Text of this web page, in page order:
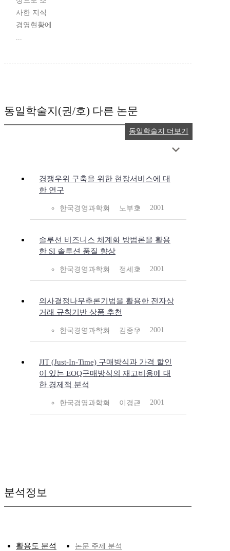
사한 지식
경영현황에
...
동일학술지(권/호) 다른 논문
경쟁우위 구축을 위한 현장서비스에 대
한 연구
한국경영과학회 노부호 2001
솔루션 비즈니스 체계화 방법론을 활용
한 SI 솔루션 품질 향상
한국경영과학회 정세호 2001
의사결정나무추론기법을 활용한 전자상
거래 규칙기반 상품 추천
한국경영과학회 김종우 2001
JIT (Just-In-Time) 구매방식과 가격 할인
이 있는 EOQ구매방식의 재고비용에 대
한 경제적 분석
한국경영과학회 이경근 2001
동일학술지 더보기
분석정보
활용도 분석
논문 주제 분석